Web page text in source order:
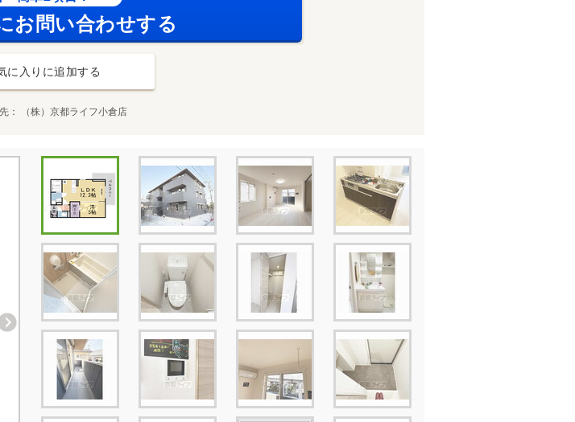
お問い合わせする
に入りに追加する
（株）京都ライフ小倉店